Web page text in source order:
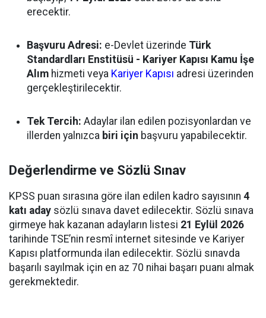
erecektir.
Başvuru Adresi: e-Devlet üzerinde Türk
Standardları Enstitüsü - Kariyer Kapısı Kamu İşe
Alım hizmeti veya Kariyer Kapısı adresi üzerinden
gerçekleştirilecektir.
Tek Tercih: Adaylar ilan edilen pozisyonlardan ve
illerden yalnızca biri için başvuru yapabilecektir.
Değerlendirme ve Sözlü Sınav
KPSS puan sırasına göre ilan edilen kadro sayısının 4
katı aday sözlü sınava davet edilecektir. Sözlü sınava
girmeye hak kazanan adayların listesi 21 Eylül 2026
tarihinde TSE’nin resmî internet sitesinde ve Kariyer
Kapısı platformunda ilan edilecektir. Sözlü sınavda
başarılı sayılmak için en az 70 nihai başarı puanı almak
gerekmektedir.